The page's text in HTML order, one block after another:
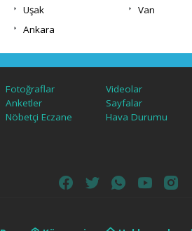
Uşak Van
Ankara
Fotoğraflar Videolar
Anketler
Sayfalar
Nöbetçi Eczane
Hava Durumu